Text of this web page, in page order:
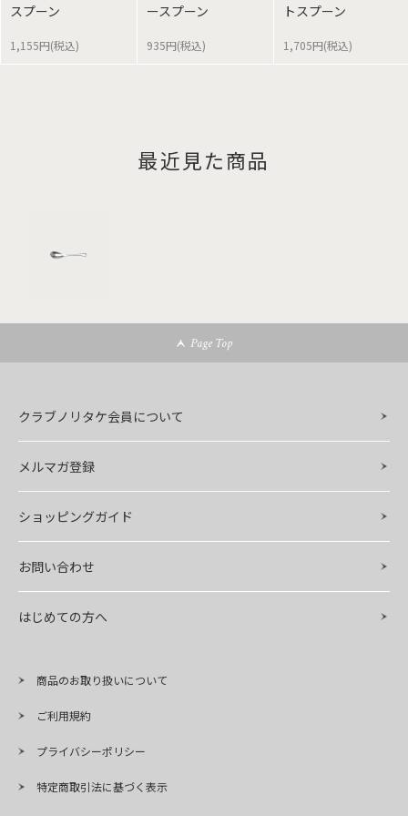
スプーン
1,155円(税込)
ースプーン
935円(税込)
トスプーン
1,705円(税込)
最近見た商品
Page Top
クラブノリタケ会員について
メルマガ登録
ショッピングガイド
お問い合わせ
はじめての方へ
商品のお取り扱いについて
ご利用規約
プライバシーポリシー
特定商取引法に基づく表示